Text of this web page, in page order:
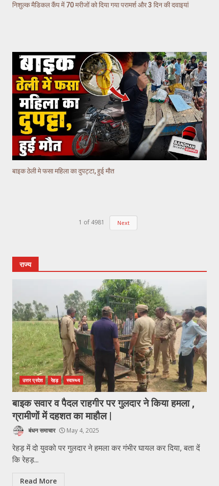
निशुल्क मैडिकल कैंप में 70 मरीजों को दिया गया परामर्श और 3 दिन की दवाइयां
बाइक ठेली मे फसा महिला का दुपट्टा, हुई मौत
1 of 4981 Next
राज्य
उत्तर प्रदेश रेहड़ स्वास्थ्य
बाइक सवार व पैदल राहगीर पर गुलदार ने किया हमला ,
ग्रामीणों में दहशत का माहौल |
बंधन समाचार May 4, 2025
रेहड़ में दो युवको पर गुलदार ने हमला कर गंभीर घायल कर दिया, बता दें
कि रेहड़...
Read More